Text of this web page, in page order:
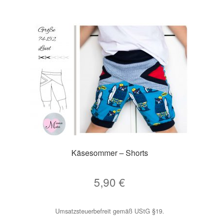
Käsesommer – Shorts
5,90 €
Umsatzsteuerbefreit gemäß UStG §19.